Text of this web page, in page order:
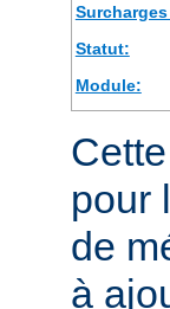
Statut:
Module:
pour
de
à